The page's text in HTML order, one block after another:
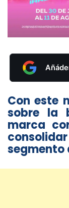
Con este
sobre la
marca
segmento